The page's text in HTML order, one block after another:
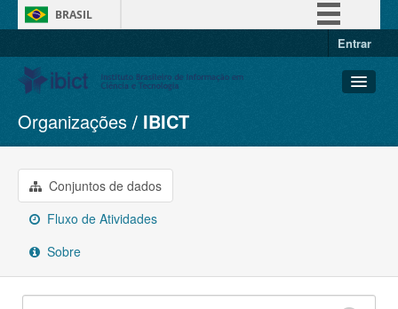
BRASIL
Entrar
Conjuntos de dados
Organizações
Grupos
Sobre
Organizações IBICT
Conjuntos de dados
Fluxo de Atividades
Sobre